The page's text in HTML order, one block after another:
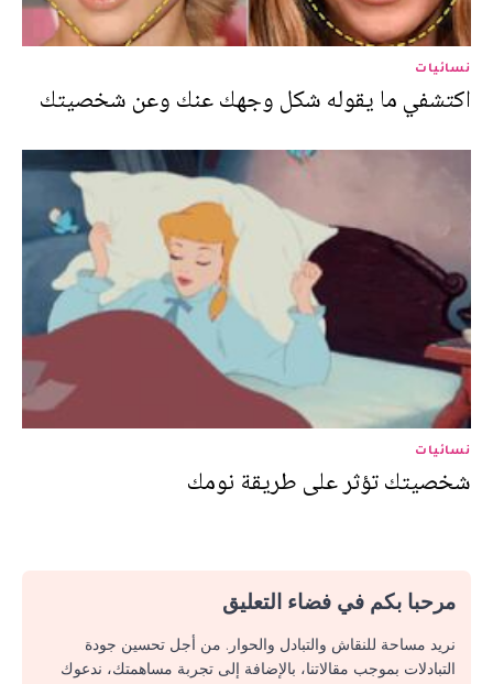
نسائيات
اكتشفي ما يقوله شكل وجهك عنك وعن شخصيتك
نسائيات
شخصيتك تؤثر على طريقة نومك
مرحبا بكم في فضاء التعليق
نريد مساحة للنقاش والتبادل والحوار. من أجل تحسين جودة
التبادلات بموجب مقالاتنا، بالإضافة إلى تجربة مساهمتك، ندعوك